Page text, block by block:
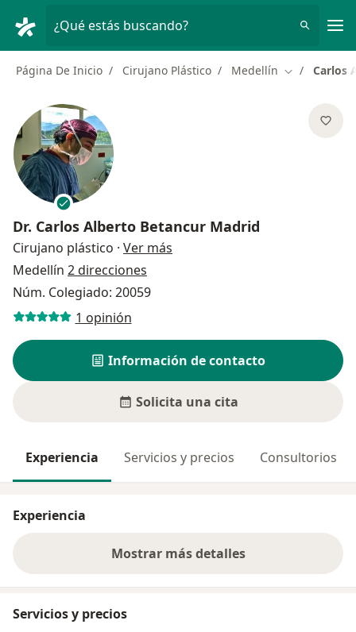
¿Qué estás buscando?
Página De Inicio Cirujano Plástico Medellín Cambiar de
Carlos
Dr. Carlos Alberto Betancur Madrid
Cirujano plástico · Ver más
Medellín 2 direcciones
Núm. Colegiado: 20059
1 opinión
Información de contacto
Solicita una cita
Experiencia Servicios y precios Consultorios
Experiencia
Mostrar más detalles
sobre la experiencia
Servicios y precios